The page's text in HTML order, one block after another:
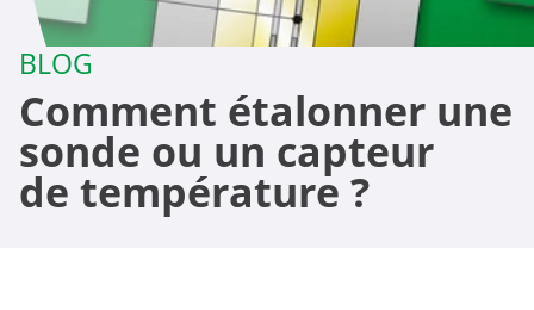
BLOG
Comment étalonner une
sonde ou un capteur
de température ?